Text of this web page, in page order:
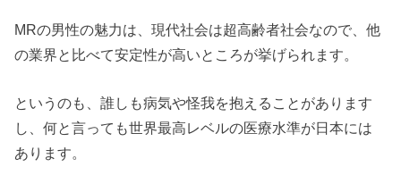
MRの男性の魅力は、現代社会は超高齢者社会なので、他
の業界と比べて安定性が高いところが挙げられます。
というのも、誰しも病気や怪我を抱えることがあります
し、何と言っても世界最高レベルの医療水準が日本には
あります。